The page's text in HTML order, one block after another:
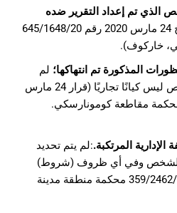
الذي تم إعداد التقرير ضده
(قرار بتاريخ 24 مارس 2020 رقم 645/1648/20
خاركوف).
المذكورة تم انتهاكها؛ لم
يؤخذ في الاعتبار أن الشخص ليس كيانًا تجاريًا (قرار 24 مارس
رقم 333/1374/20 محكمة مقاطعة كومونارسكي.
المرتكبة.:لم يتم تحديد
الشخص وفي أي ظروف (شروط)
(قرار 24/03/2020 رقم 359/2462/20 محكمة منطقة مدينة